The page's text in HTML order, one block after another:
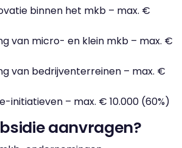
binnen het mkb – max. €
van micro- en klein mkb – max. €
van bedrijventerreinen – max. €
initiatieven – max. € 10.000 (60%)
aanvragen?